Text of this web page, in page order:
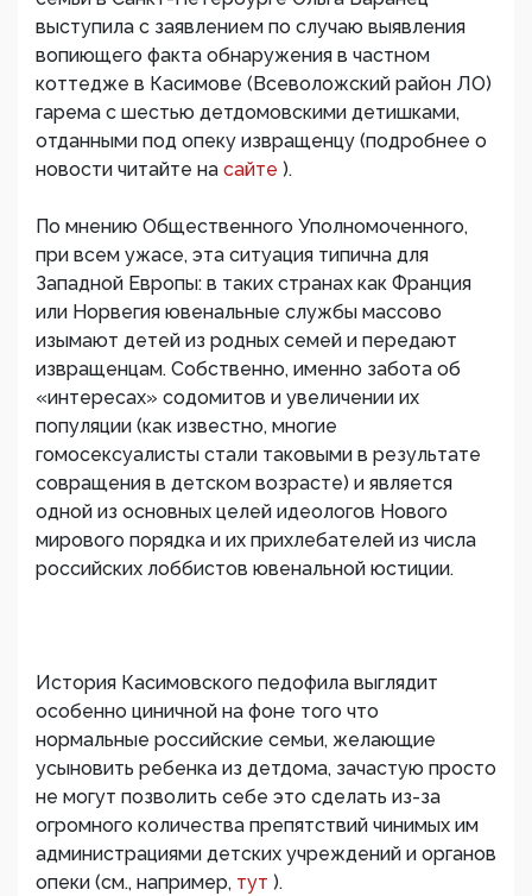
выступила с заявлением по случаю выявления
вопиющего факта обнаружения в частном
коттедже в Касимове (Всеволожский район ЛО)
гарема с шестью детдомовскими детишками,
отданными под опеку извращенцу (подробнее о
новости читайте на сайте ).
По мнению Общественного Уполномоченного,
при всем ужасе, эта ситуация типична для
Западной Европы: в таких странах как Франция
или Норвегия ювенальные службы массово
изымают детей из родных семей и передают
извращенцам. Собственно, именно забота об
«интересах» содомитов и увеличении их
популяции (как известно, многие
гомосексуалисты стали таковыми в результате
совращения в детском возрасте) и является
одной из основных целей идеологов Нового
мирового порядка и их прихлебателей из числа
российских лоббистов ювенальной юстиции.
История Касимовского педофила выглядит
особенно циничной на фоне того что
нормальные российские семьи, желающие
усыновить ребенка из детдома, зачастую просто
не могут позволить себе это сделать из-за
огромного количества препятствий чинимых им
администрациями детских учреждений и органов
опеки (см., например, тут ).